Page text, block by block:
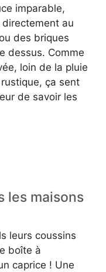
imparable,
directement au
des briques
dessus. Comme
loin de la pluie
ça sent
de savoir les
les maisons
leurs coussins
boîte à
caprice ! Une